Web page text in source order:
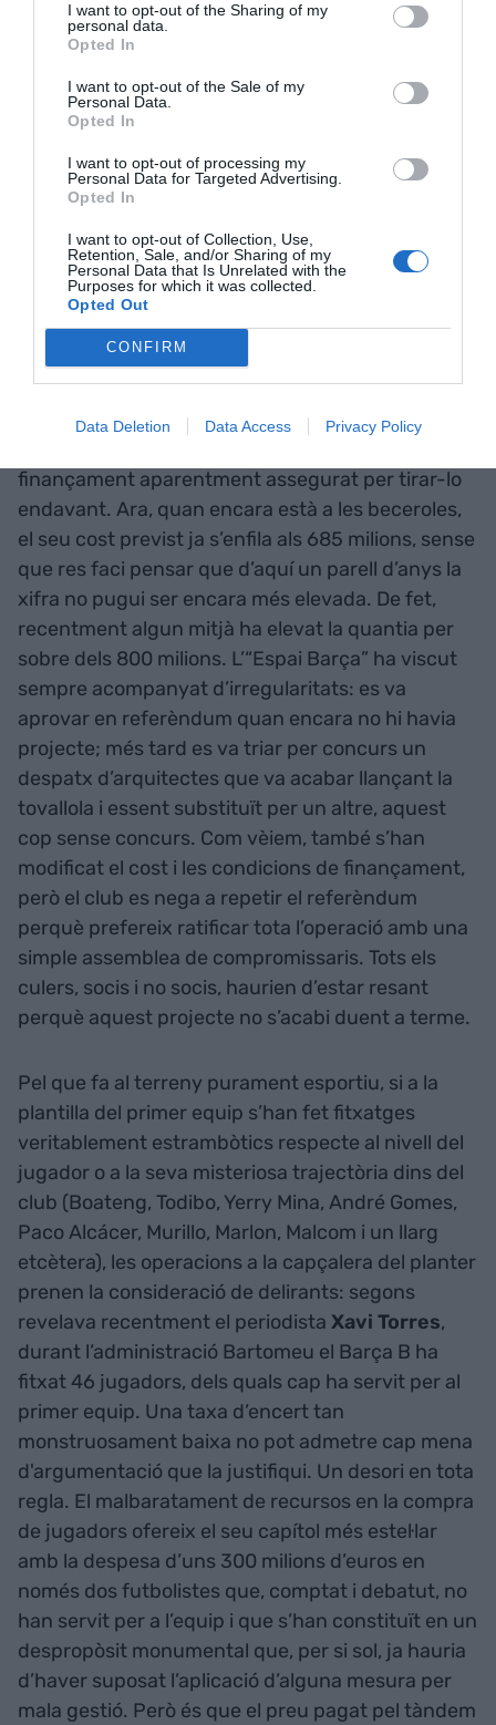
I want to opt-out of the Sharing of my
personal data.
Opted In
I want to opt-out of the Sale of my
Personal Data.
Opted In
I want to opt-out of processing my
Personal Data for Targeted Advertising.
Opted In
I want to opt-out of Collection, Use,
Retention, Sale, and/or Sharing of my
Personal Data that Is Unrelated with the
Purposes for which it was collected.
Opted Out
CONFIRM
Data Deletion Data Access Privacy Policy
salaris amb empreses d’unes dimensions similars
-on el Barça no sortiria gaire ben parat- caldria
són ajustades al resultat de la seva feina.
L'Espai Barça i els
fitxatges
Davant d’aquest escenari preocupant, en l’horitzó
s’albira un iceberg anomenat “Espai Barça”, que
és la denominació que rep el projecte de
remodelació de les instal·lacions blaugranes.
Sense entrar en detalls, només cal recordar que
quan era simplement un projecte el seu cost era
finançament aparentment assegurat per tirar-lo
endavant. Ara, quan encara està a les beceroles,
el seu cost previst ja s’enfila als 685 milions, sense
que res faci pensar que d’aquí un parell d’anys la
xifra no pugui ser encara més elevada. De fet,
recentment algun mitjà ha elevat la quantia per
sobre dels 800 milions. L’“Espai Barça” ha viscut
sempre acompanyat d’irregularitats: es va
aprovar en referèndum quan encara no hi havia
projecte; més tard es va triar per concurs un
despatx d’arquitectes que va acabar llançant la
tovallola i essent substituït per un altre, aquest
cop sense concurs. Com vèiem, també s’han
modificat el cost i les condicions de finançament,
però el club es nega a repetir el referèndum
perquè prefereix ratificar tota l’operació amb una
simple assemblea de compromissaris. Tots els
culers, socis i no socis, haurien d’estar resant
perquè aquest projecte no s’acabi duent a terme.
Pel que fa al terreny purament esportiu, si a la
plantilla del primer equip s’han fet fitxatges
veritablement estrambòtics respecte al nivell del
jugador o a la seva misteriosa trajectòria dins del
club (Boateng, Todibo, Yerry Mina, André Gomes,
Paco Alcácer, Murillo, Marlon, Malcom i un llarg
etcètera), les operacions a la capçalera del planter
prenen la consideració de delirants: segons
revelava recentment el periodista Xavi Torres,
durant l’administració Bartomeu el Barça B ha
fitxat 46 jugadors, dels quals cap ha servit per al
primer equip. Una taxa d’encert tan
monstruosament baixa no pot admetre cap mena
d'argumentació que la justifiqui. Un desori en tota
regla. El malbaratament de recursos en la compra
de jugadors ofereix el seu capítol més estel·lar
amb la despesa d’uns 300 milions d’euros en
només dos futbolistes que, comptat i debatut, no
han servit per a l’equip i que s’han constituït en un
despropòsit monumental que, per si sol, ja hauria
d’haver suposat l’aplicació d’alguna mesura per
mala gestió. Però és que el preu pagat pel tàndem